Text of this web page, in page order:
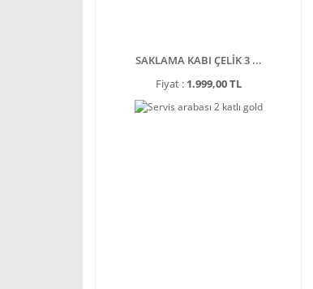
SAKLAMA KABI ÇELİK 3 ...
Fiyat : 1.999,00 TL